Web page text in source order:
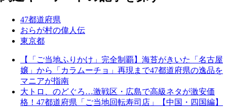
47都道府県
おらが村の偉人伝
東京都
【「ご当地ふりかけ」完全制覇】海苔がきいた「名古屋
嬢」から「カラムーチョ」再現まで47都道府県の逸品を
マニアが指南
大トロ、のどぐろ…激戦区・広島で高級ネタが激安価
格！47都道府県「ご当地回転寿司店」【中国・四国編】